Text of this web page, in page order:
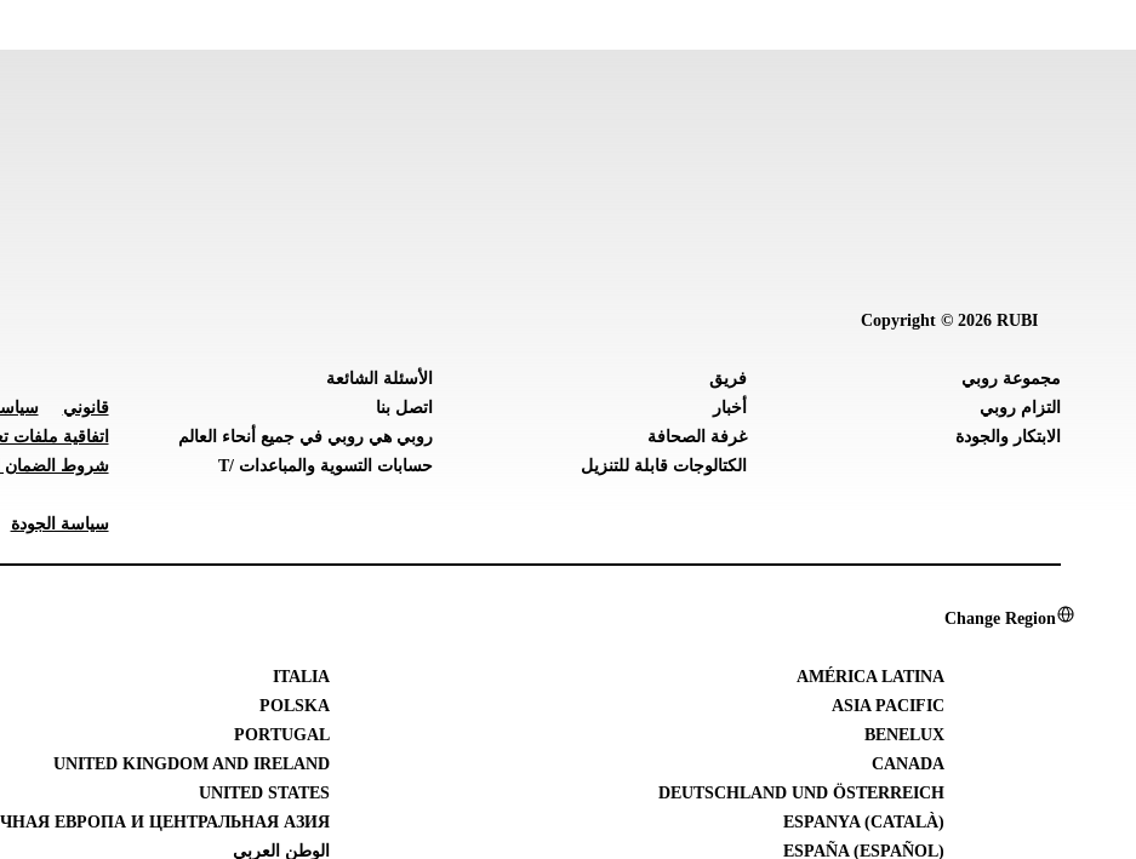
Copyright © 2026 RUBI
مجموعة روبي
التزام روبي
الابتكار والجودة
فريق
أخبار
غرفة الصحافة
الكتالوجات قابلة للتنزيل
الأسئلة الشائعة
اتصل بنا
روبي هي روبي في جميع أنحاء العالم
حسابات التسوية والمباعدات /T
قانوني
اتفاقية ملفات
شروط الضمان
سياسة الجودة
Change Region
AMÉRICA LATINA
ASIA PACIFIC
BENELUX
CANADA
DEUTSCHLAND UND ÖSTERREICH
ESPANYA (CATALÀ)
ESPAÑA (ESPAÑOL)
ITALIA
POLSKA
PORTUGAL
UNITED KINGDOM AND IRELAND
UNITED STATES
ЕВРОПА И ЦЕНТРАЛЬНАЯ АЗИЯ
الوطن العربي